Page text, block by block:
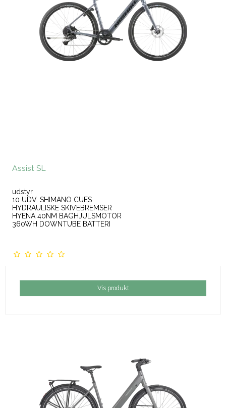
Assist SL
udstyr
10 UDV. SHIMANO CUES
HYDRAULISKE SKIVEBREMSER
HYENA 40NM BAGHJULSMOTOR
360WH DOWNTUBE BATTERI
Vis produkt